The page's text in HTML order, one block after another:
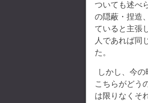
ついても述べ
の隠蔽・捏造
ていると主張
人であれば同
た。
しかし、今
こちらがどう
は限りなくそ